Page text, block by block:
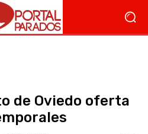
de Oviedo oferta